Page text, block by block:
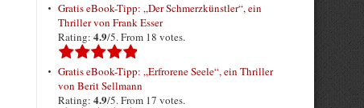
Gratis eBook-Tipp: „Der Schmerzkünstler“, ein
Thriller von Frank Esser
Rating: 4.9/5. From 18 votes.
Gratis eBook-Tipp: „Erfrorene Seele“, ein Thriller
von Berit Sellmann
Rating: 4.9/5. From 17 votes.